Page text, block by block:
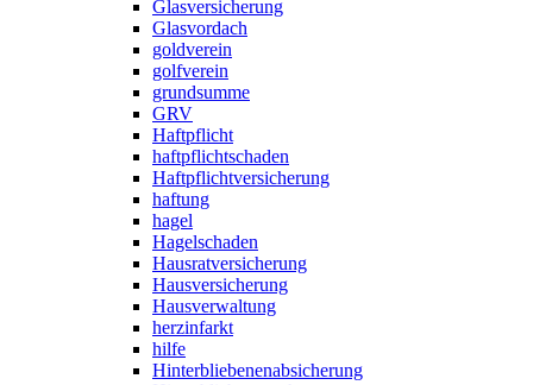
Glasversicherung
Glasvordach
goldverein
golfverein
grundsumme
GRV
Haftpflicht
haftpflichtschaden
Haftpflichtversicherung
haftung
hagel
Hagelschaden
Hausratversicherung
Hausversicherung
Hausverwaltung
herzinfarkt
hilfe
Hinterbliebenenabsicherung